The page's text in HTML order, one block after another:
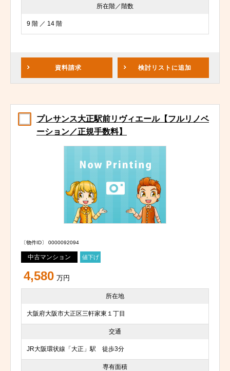
所在階／階数
9 階 ／ 14 階
資料請求 検討リスト に追加
プレサンス大正駅前リヴィエール【フルリノベ
ーション／正規手数料】
〔物件ID〕 0000092094
中古マンション 値下げ
4,580 万円
所在地
大阪府大阪市大正区三軒家東１丁目
交通
JR大阪環状線「大正」駅 徒歩3分
専有面積